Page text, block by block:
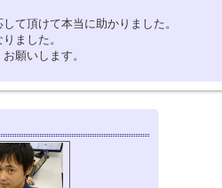
て頂けて本当に助かりました。
ました。
願いします。